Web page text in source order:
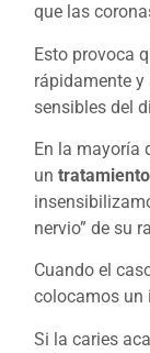
que las
Esto provoca
rápidamente
sensibles del
En la mayoría
un
nervio” de su
Cuando el
colocamos un
Si la caries